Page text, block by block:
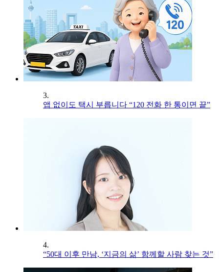
3.
앱 없이도 택시 부릅니다 “120 전화 한 통이면 끝”
4.
“50대 이후 만남, ‘지금의 삶’ 함께할 사람 찾는 것”